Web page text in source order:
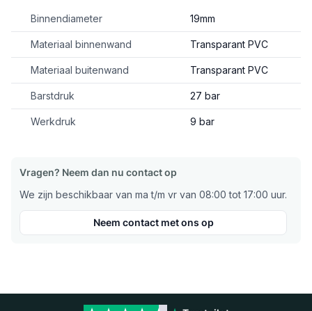
Binnendiameter 19mm
Materiaal binnenwand Transparant PVC
Materiaal buitenwand Transparant PVC
Barstdruk 27 bar
Werkdruk 9 bar
Vragen? Neem dan nu contact op
We zijn beschikbaar van ma t/m vr van 08:00 tot 17:00 uur.
Neem contact met ons op